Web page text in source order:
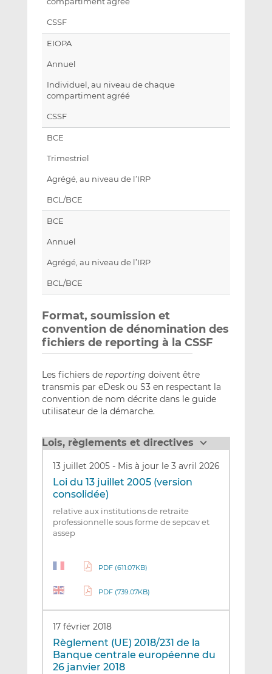
CSSF
EIOPA
Annuel
Individuel, au niveau de chaque
compartiment agréé
CSSF
BCE
Trimestriel
Agrégé, au niveau de l’IRP
BCL/BCE
BCE
Annuel
Agrégé, au niveau de l’IRP
BCL/BCE
Format, soumission et
convention de dénomination des
fichiers de reporting à la CSSF
Les fichiers de reporting doivent être
transmis par eDesk ou S3 en respectant la
convention de nom décrite dans le guide
utilisateur de la démarche.
Lois, règlements et directives
13 juillet 2005 - Mis à jour le 3 avril 2026
Loi du 13 juillet 2005 (version
consolidée)
relative aux institutions de retraite
professionnelle sous forme de sepcav et
assep
PDF (611.07KB)
PDF (739.07KB)
17 février 2018
Règlement (UE) 2018/231 de la
Banque centrale européenne du
26 janvier 2018